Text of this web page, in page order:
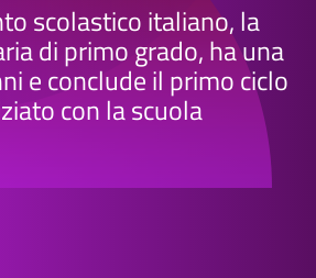
scolastico italiano, la
di primo grado, ha una
e conclude il primo ciclo
con la scuola